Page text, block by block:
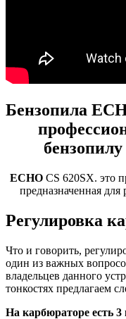
Бензопила
ECHO CS 620SX. это
предназначенная для
Регулировка
Что и говорить,
один из важных
владельцев данного
тонкостях предлагаем
На карбюраторе есть